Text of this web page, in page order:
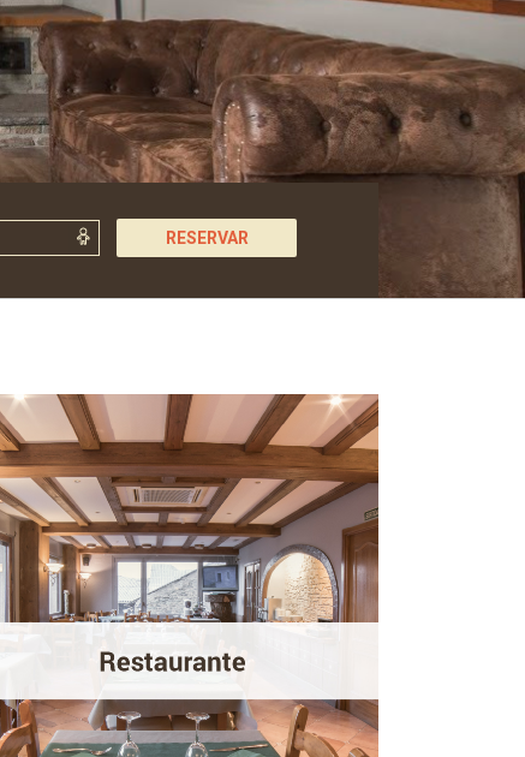
RESERVAR
temporalmente
cerrado.
Acogedor restaurante de 100 comensales
buffet con productos Km0. Situado en
donde se pueden apreciar vistas
inmejorables del valle de la Cerdanya.